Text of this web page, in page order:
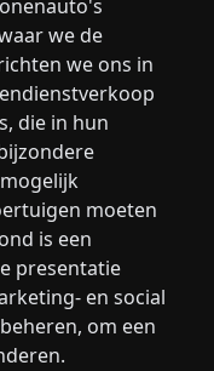
we de
we ons in
die in hun
moeten
is een
presentatie
en social
om een